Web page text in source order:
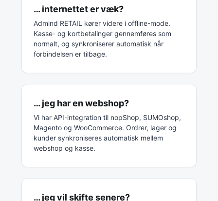
… internettet er væk?
Admind RETAIL kører videre i offline-mode.
Kasse- og kortbetalinger gennemføres som
normalt, og synkroniserer automatisk når
forbindelsen er tilbage.
… jeg har en webshop?
Vi har API-integration til nopShop, SUMOshop,
Magento og WooCommerce. Ordrer, lager og
kunder synkroniseres automatisk mellem
webshop og kasse.
… jeg vil skifte senere?